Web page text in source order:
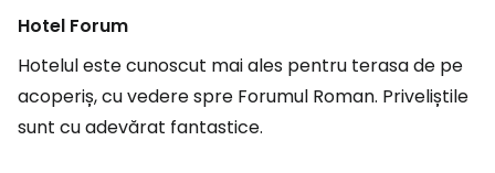
Hotel Forum
Hotelul este cunoscut mai ales pentru terasa de pe
acoperiș, cu vedere spre Forumul Roman. Priveliștile
sunt cu adevărat fantastice.